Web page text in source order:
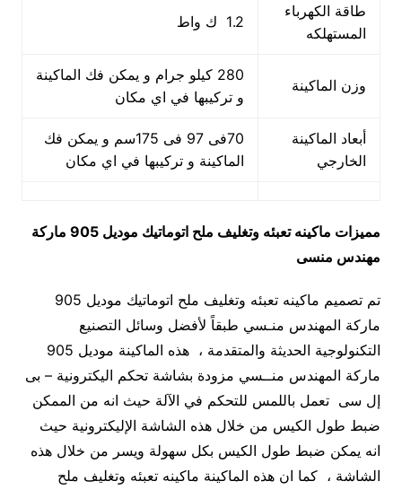
طاقة الكهرباء
المستهلكه
1.2 ك واط
وزن الماكينة
280 كيلو جرام و يمكن فك الماكينة
و تركيبها في اي مكان
أبعاد الماكينة
الخارجي
70فى 97 فى 175سم و يمكن فك
الماكينة و تركيبها في اي مكان
مميزات ماكينه تعبئه وتغليف ملح اتوماتيك
موديل 905 ماركة
مهندس منسى
تم تصميم ماكينه تعبئه وتغليف ملح اتوماتيك موديل 905
ماركة المهندس منـسي طبقاً لأفضل وسائل التصنيع
التكنولوجية الحديثة والمتقدمة ، هذه الماكينة موديل 905
ماركة المهندس منــسي مزودة بشاشة تحكم اليكترونية – بى
إل سى تعمل باللمس للتحكم في الآلة حيث انه من الممكن
ضبط طول الكيس من خلال هذه الشاشة الإليكترونية حيث
انه يمكن ضبط طول الكيس بكل سهولة ويسر من خلال هذه
الشاشة ، كما ان هذه الماكينة ماكينه تعبئه وتغليف ملح